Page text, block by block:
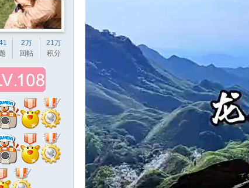
2万
回帖
21万
积分